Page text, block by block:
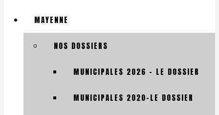
MAYENNE
NOS DOSSIERS
MUNICIPALES 2026 – LE DOSSIER
MUNICIPALES 2020-LE DOSSIER